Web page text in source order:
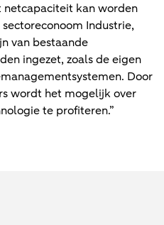
netcapaciteit kan worden
Industrie,
van bestaande
ingezet, zoals de eigen
Door
wordt het mogelijk over
te profiteren.”